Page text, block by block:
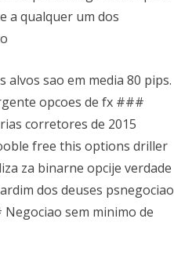
a qualquer um dos
alvos sao em media 80 pips.
opcoes de fx ###
corretores de 2015
free this options driller
za binarne opcije verdade
dos deuses psnegociao
sem minimo de